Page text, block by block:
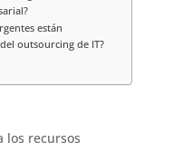
están
outsourcing de IT?
los recursos